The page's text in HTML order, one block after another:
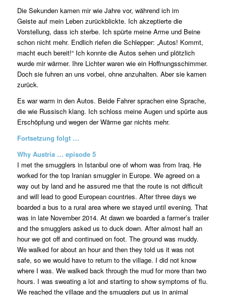
Die Sekunden kamen mir wie Jahre vor, während ich im
Geiste auf mein Leben zurückblickte. Ich akzeptierte die
Vorstellung, dass ich sterbe. Ich spürte meine Arme und Beine
schon nicht mehr. Endlich riefen die Schlepper: „Autos! Kommt,
macht euch bereit!“ Ich konnte die Autos sehen und plötzlich
wurde mir wärmer. Ihre Lichter waren wie ein Hoffnungsschimmer.
Doch sie fuhren an uns vorbei, ohne anzuhalten. Aber sie kamen
zurück.
Es war warm in den Autos. Beide Fahrer sprachen eine Sprache,
die wie Russisch klang. Ich schloss meine Augen und spürte aus
Erschöpfung und wegen der Wärme gar nichts mehr.
Fortsetzung folgt …
Why Austria … episode 5
I met the smugglers in Istanbul one of whom was from Iraq. He
worked for the top Iranian smuggler in Europe. We agreed on a
way out by land and he assured me that the route is not difficult
and will lead to good European countries. After three days we
boarded a bus to a rural area where we stayed until evening. That
was in late November 2014. At dawn we boarded a farmer’s trailer
and the smugglers asked us to duck down. After almost half an
hour we got off and continued on foot. The ground was muddy.
We walked for about an hour and then they told us it was not
safe, so we would have to return to the village. I did not know
where I was. We walked back through the mud for more than two
hours. I was sweating a lot and starting to show symptoms of flu.
We reached the village and the smugglers put us in animal